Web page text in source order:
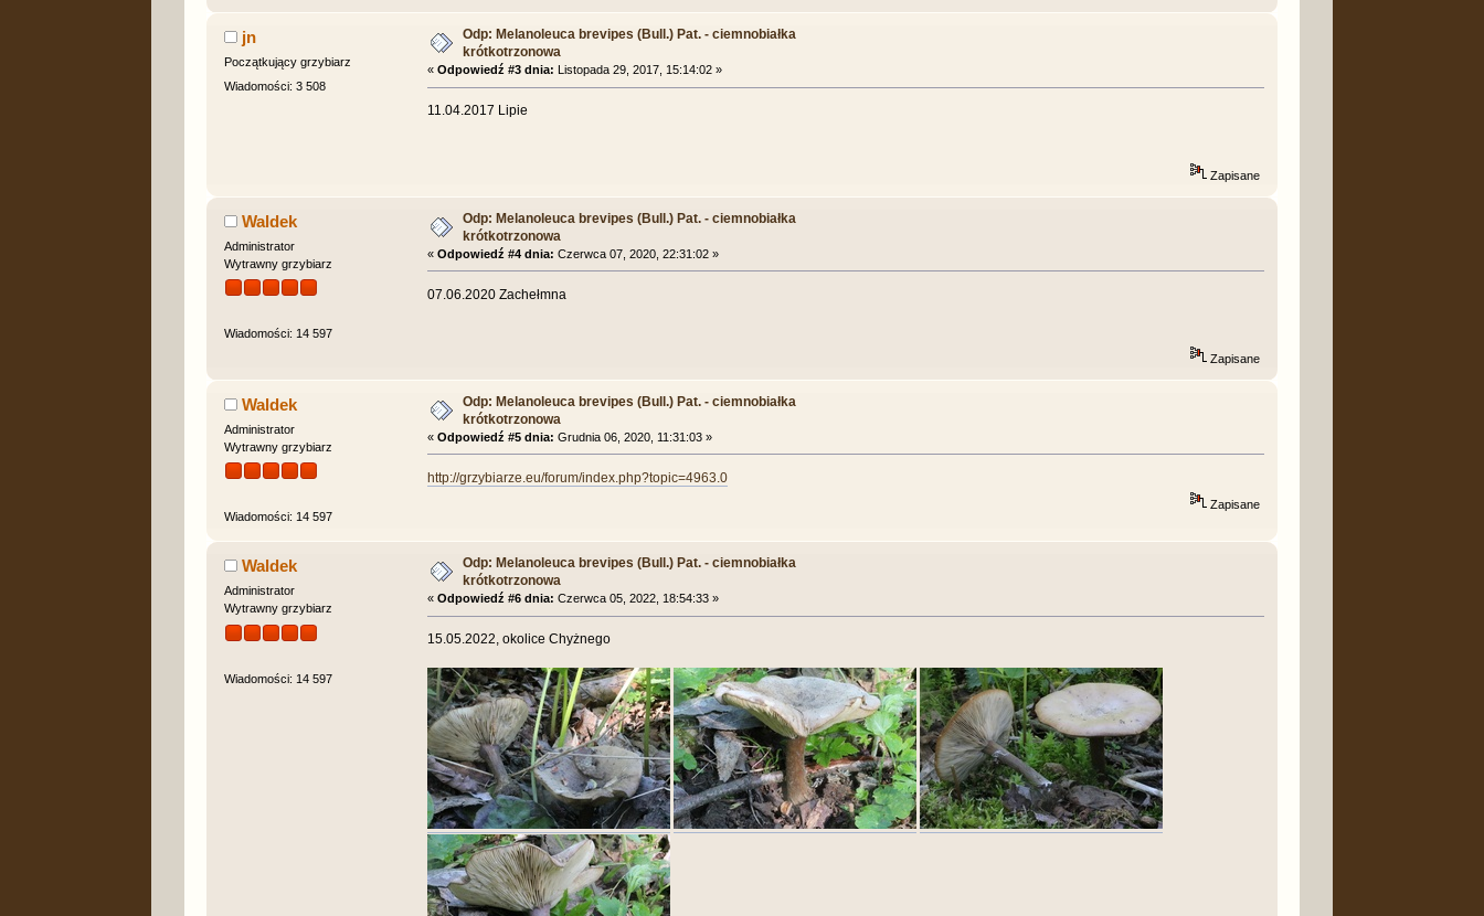
jn
Początkujący grzybiarz
Wiadomości: 3 508
Odp: Melanoleuca brevipes (Bull.) Pat. - ciemnobiałka
krótkotrzonowa
« Odpowiedź #3 dnia: Listopada 29, 2017, 15:14:02 »
11.04.2017 Lipie
Zapisane
Waldek
Administrator
Wytrawny grzybiarz
Wiadomości: 14 597
Odp: Melanoleuca brevipes (Bull.) Pat. - ciemnobiałka
krótkotrzonowa
« Odpowiedź #4 dnia: Czerwca 07, 2020, 22:31:02 »
07.06.2020 Zachełmna
Zapisane
Waldek
Administrator
Wytrawny grzybiarz
Wiadomości: 14 597
Odp: Melanoleuca brevipes (Bull.) Pat. - ciemnobiałka
krótkotrzonowa
« Odpowiedź #5 dnia: Grudnia 06, 2020, 11:31:03 »
http://grzybiarze.eu/forum/index.php?topic=4963.0
Zapisane
Waldek
Administrator
Wytrawny grzybiarz
Wiadomości: 14 597
Odp: Melanoleuca brevipes (Bull.) Pat. - ciemnobiałka
krótkotrzonowa
« Odpowiedź #6 dnia: Czerwca 05, 2022, 18:54:33 »
15.05.2022, okolice Chyżnego